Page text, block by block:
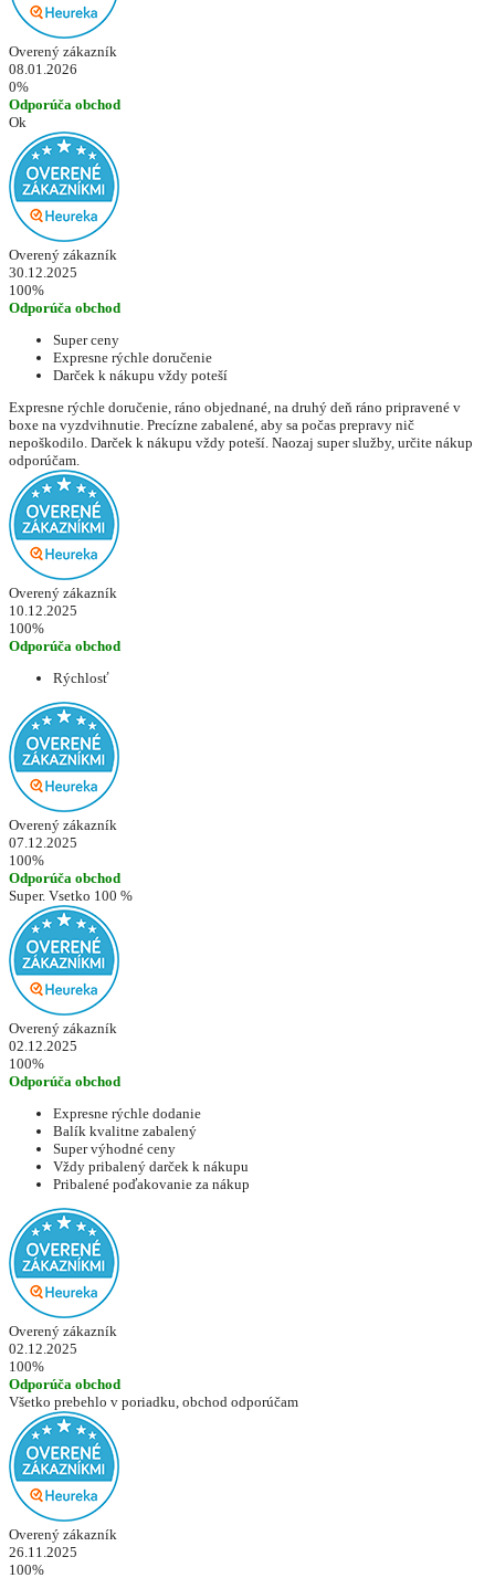
Overený zákazník
08.01.2026
0%
Odporúča obchod
Ok
Overený zákazník
30.12.2025
100%
Odporúča obchod
Super ceny
Expresne rýchle doručenie
Darček k nákupu vždy poteší
Expresne rýchle doručenie, ráno objednané, na druhý deň ráno pripravené v
boxe na vyzdvihnutie. Precízne zabalené, aby sa počas prepravy nič
nepoškodilo. Darček k nákupu vždy poteší. Naozaj super služby, určite nákup
odporúčam.
Overený zákazník
10.12.2025
100%
Odporúča obchod
Rýchlosť
Overený zákazník
07.12.2025
100%
Odporúča obchod
Super. Vsetko 100 %
Overený zákazník
02.12.2025
100%
Odporúča obchod
Expresne rýchle dodanie
Balík kvalitne zabalený
Super výhodné ceny
Vždy pribalený darček k nákupu
Pribalené poďakovanie za nákup
Overený zákazník
02.12.2025
100%
Odporúča obchod
Všetko prebehlo v poriadku, obchod odporúčam
Overený zákazník
26.11.2025
100%